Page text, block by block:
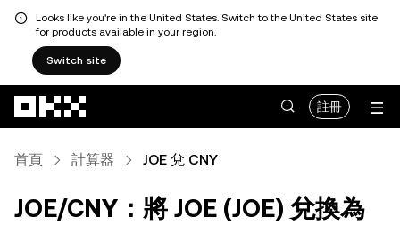
Looks like you're in the United States. Switch to the United States site
for products available in your region.
Switch site
註冊
首頁 計算器 JOE 兌 CNY
JOE/CNY：將 JOE (JOE) 兌換為